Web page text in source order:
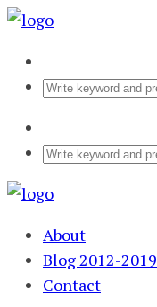
About
Blog 2012-2019
Contact